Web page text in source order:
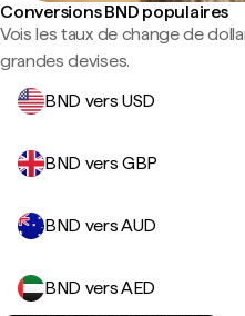
Conversions BND populaires
Vois les taux de change de
grandes devises.
BND vers USD
BND vers GBP
BND vers AUD
BND vers AED